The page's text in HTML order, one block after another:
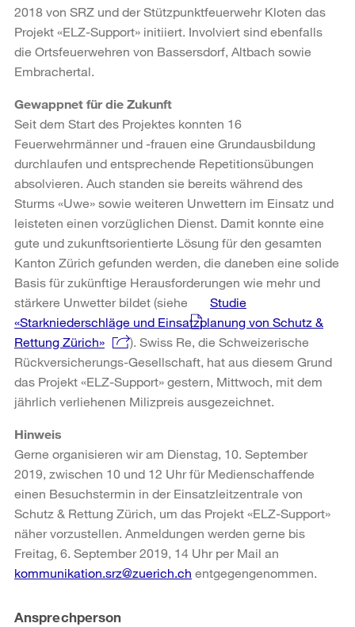
2018 von SRZ und der Stützpunktfeuerwehr Kloten das
Projekt «ELZ-Support» initiiert. Involviert sind ebenfalls
die Ortsfeuerwehren von Bassersdorf, Altbach sowie
Embrachertal.
Gewappnet für die Zukunft
Seit dem Start des Projektes konnten 16
Feuerwehrmänner und -frauen eine Grundausbildung
durchlaufen und entsprechende Repetitionsübungen
absolvieren. Auch standen sie bereits während des
Sturms «Uwe» sowie weiteren Unwettern im Einsatz und
leisteten einen vorzüglichen Dienst. Damit konnte eine
gute und zukunftsorientierte Lösung für den gesamten
Kanton Zürich gefunden werden, die daneben eine solide
Basis für zukünftige Herausforderungen wie mehr und
stärkere Unwetter bildet (siehe
Studie
«Starkniederschläge und Einsatzplanung von Schutz &
Rettung Zürich»
). Swiss Re, die Schweizerische
Rückversicherungs-Gesellschaft, hat aus diesem Grund
das Projekt «ELZ-Support» gestern, Mittwoch, mit dem
jährlich verliehenen Milizpreis ausgezeichnet.
Hinweis
Gerne organisieren wir am Dienstag, 10. September
2019, zwischen 10 und 12 Uhr für Medienschaffende
einen Besuchstermin in der Einsatzleitzentrale von
Schutz & Rettung Zürich, um das Projekt «ELZ-Support»
näher vorzustellen. Anmeldungen werden gerne bis
Freitag, 6. September 2019, 14 Uhr per Mail an
kommunikation.srz@zuerich.ch entgegengenommen.
Weitere
Ansprechperson